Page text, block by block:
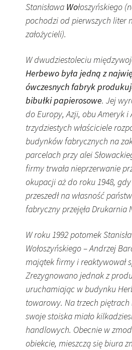
Stanisława Wołoszyńskiego
pochodzi od pierwszych liter
założycieli).
W dwudziestoleciu
Herbewo była jedną z
ówczesnych fabryk
bibułki papierosowe. Jej
do Europy, Azji, obu Ameryk i
trzydziestych właściciele
budynków fabrycznych na
parcelach przy alei
firmy trwała nieprzerwanie
okupacji aż do roku 1948,
przeszedł na własność
fabryczny przejęła Drukarnia
W roku 1992 potomek
Wołoszyńskiego – Andrzej
majątek firmy i reaktywował
Zrezygnowano jednak z
uruchamiając w budynku
towarowy. Na trzech
swoje stoiska miało
handlowych. Obecnie w
obiekcie, mieszczą się biura